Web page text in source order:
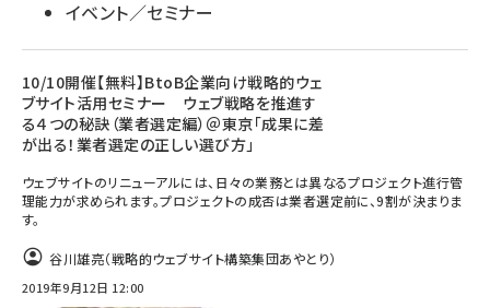
イベント／セミナー
10/10開催【無料】BtoB企業向け戦略的ウェ
ブサイト活用セミナー ウェブ戦略を推進す
る４つの秘訣（業者選定編）＠東京「成果に差
が出る！業者選定の正しい選び方」
ウェブサイトのリニューアルには、日々の業務とは異なるプロジェクト進行管
理能力が求められます。プロジェクトの成否は業者選定前に、9割が決まりま
す。
谷川雄亮（戦略的ウェブサイト構築集団あやとり）
2019年9月12日 12:00